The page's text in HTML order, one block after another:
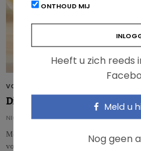
VOEDINGSPATRONEN
Dierlijke en plantaardige
NICOLAS GUGGENBÜHL
Meer plantaardige eiwitten is de
voeding. Maar hoever mag je hierin
ONTHOUD MIJ
Heeft u zich reeds
Meld u
Nog geen